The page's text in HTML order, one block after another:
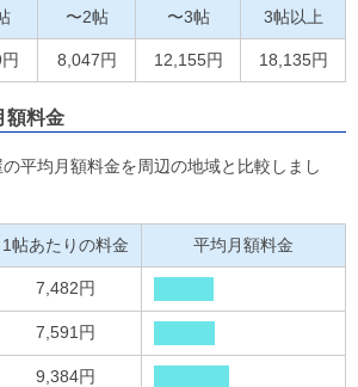
〜2帖 〜3帖 3帖以上
8,047円 12,155円 18,135円
額料金
平均月額料金を周辺の地域と比較しまし
1帖あたりの料金 平均月額料金
7,482円
7,591円
9,384円